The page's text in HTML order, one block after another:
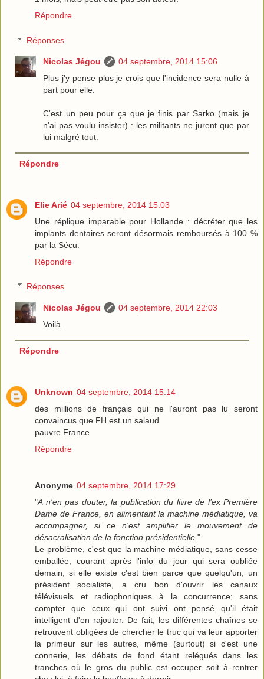
Répondre
Réponses
Nicolas Jégou
04 septembre, 2014 15:06
Plus j'y pense plus je crois que l'incidence sera nulle à
part pour elle.
C'est un peu pour ça que je finis par Sarko (mais je
n'ai pas voulu insister) : les militants ne jurent que par
lui malgré tout.
Répondre
Elie Arié 04 septembre, 2014 15:03
Une réplique imparable pour Hollande : décréter que les
implants dentaires seront désormais remboursés à 100 %
par la Sécu.
Répondre
Réponses
Nicolas Jégou
04 septembre, 2014 22:03
Voilà.
Répondre
Unknown 04 septembre, 2014 15:14
des millions de français qui ne l'auront pas lu seront
convaincus que FH est un salaud
pauvre France
Répondre
Anonyme 04 septembre, 2014 17:29
"A n'en pas douter, la publication du livre de l’ex Première
Dame de France, en alimentant la machine médiatique, va
accompagner, si ce n'est amplifier le mouvement de
désacralisation de la fonction présidentielle. "
Le problème, c'est que la machine médiatique, sans cesse
emballée, courant après l'info du jour qui sera oubliée
demain, si elle existe c'est bien parce que quelqu'un, un
président socialiste, a cru bon d'ouvrir les canaux
télévisuels et radiophoniques à la concurrence; sans
compter que ceux qui ont suivi ont pensé qu'il était
intelligent d'en rajouter. De fait, les différentes chaînes se
retrouvent obligées de chercher le truc qui va leur apporter
la primeur sur les autres, même (surtout) si c'est une
connerie, les débats de fond étant relégués dans les
tranches où le gros du public est occuper soit à rentrer